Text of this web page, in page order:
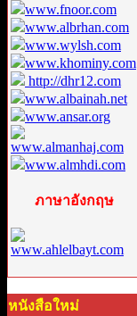
www.fnoor.com
www.albrhan.com
www.wylsh.com
www.khominy.com
http://dhr12.com
www.albainah.net
www.ansar.org
www.almanhaj.com
www.almhdi.com
ภาษาอังกฤษ
www.ahlelbayt.com
หนังสือใหม่